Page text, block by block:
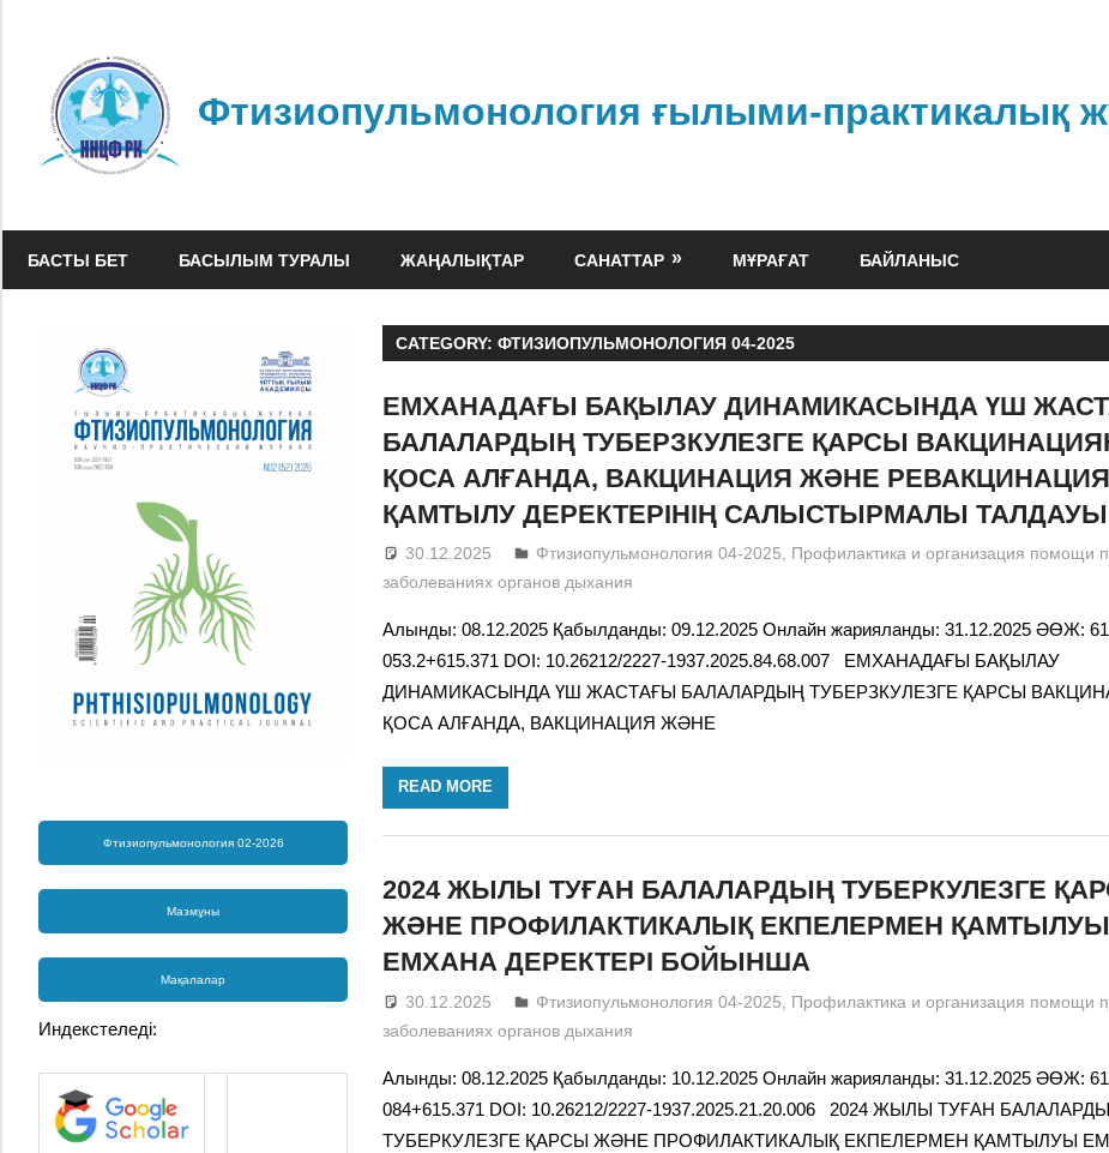
Фтизиопульмонология ғылыми-практикалық
БАСТЫ БЕТ БАСЫЛЫМ ТУРАЛЫ ЖАҢАЛЫҚТАР САНАТТАР МҰРАҒАТ БАЙЛАНЫС
CATEGORY:ФТИЗИОПУЛЬМОНОЛОГИЯ 04-2025
ЕМХАНАДАҒЫ БАҚЫЛАУ ДИНАМИКАСЫНДА ҮШ
БАЛАЛАРДЫҢ ТУБЕРЗКУЛЕЗГЕ ҚАРСЫ
ҚОСА АЛҒАНДА, ВАКЦИНАЦИЯ ЖӘНЕ
ҚАМТЫЛУ ДЕРЕКТЕРІНІҢ САЛЫСТЫРМАЛЫ ТАЛДАУЫ
30.12.2025 admin
Фтизиопульмонология 04-2025, Профилактика и организация помощи
заболеваниях органов дыхания
Алынды: 08.12.2025 Қабылданды: 09.12.2025 Онлайн жарияланды: 31.12.2025 ӘӨЖ:
053.2+615.371 DOI: 10.26212/2227-1937.2025.84.68.007 ЕМХАНАДАҒЫ БАҚЫЛАУ
ДИНАМИКАСЫНДА ҮШ ЖАСТАҒЫ БАЛАЛАРДЫҢ ТУБЕРЗКУЛЕЗГЕ ҚАРСЫ
ҚОСА АЛҒАНДА, ВАКЦИНАЦИЯ ЖӘНЕ
READ MORE
2024 ЖЫЛЫ ТУҒАН БАЛАЛАРДЫҢ ТУБЕРКУЛЕЗГЕ
ЖӘНЕ ПРОФИЛАКТИКАЛЫҚ ЕКПЕЛЕРМЕН ҚАМТЫЛУЫ
ЕМХАНА ДЕРЕКТЕРІ БОЙЫНША
30.12.2025 admin
Фтизиопульмонология 04-2025
Профилактика и организация помощи
заболеваниях органов дыхания
Алынды: 08.12.2025 Қабылданды: 10.12.2025 Онлайн жарияланды: 31.12.2025 ӘӨЖ:
084+615.371 DOI: 10.26212/2227-1937.2025.21.20.006 2024 ЖЫЛЫ ТУҒАН
ТУБЕРКУЛЕЗГЕ ҚАРСЫ ЖӘНЕ ПРОФИЛАКТИКАЛЫҚ ЕКПЕЛЕРМЕН ҚАМТЫЛУЫ
Фтизиопульмонология 02-2026
Мазмұны
Мақалалар
Индекстеледі: